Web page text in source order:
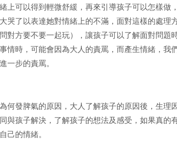
上可以得到輕微舒緩，再來引導孩子可以怎樣做
哭了以表達她對情緒上的不滿，面對這樣的處理
對方要不要一起玩），讓孩子可以了解面對問題
情時，可能會因為大人的責罵，而產生情緒，我
一步的責罵。
何發脾氣的原因，大人了解孩子的原因後，生理
與孩子解決，了解孩子的想法及感受，如果真的
己的情緒。